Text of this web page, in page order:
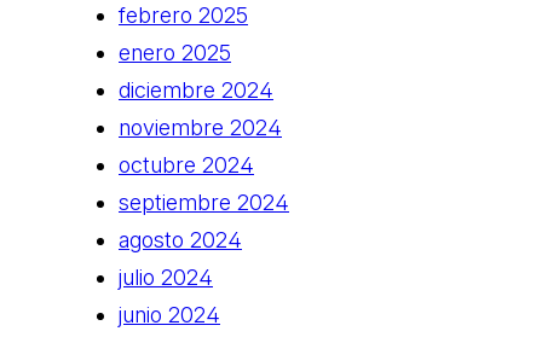
febrero 2025
enero 2025
diciembre 2024
noviembre 2024
octubre 2024
septiembre 2024
agosto 2024
julio 2024
junio 2024